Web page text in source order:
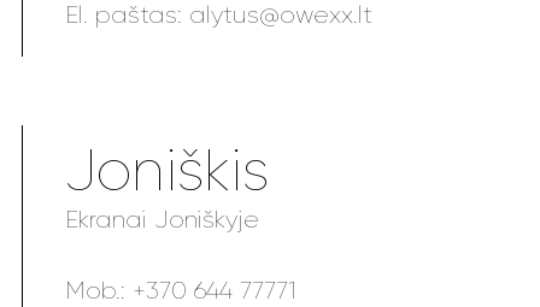
El. paštas: alytus@owexx.lt
Joniškis
Ekranai Joniškyje
Mob.: +370 644 77771